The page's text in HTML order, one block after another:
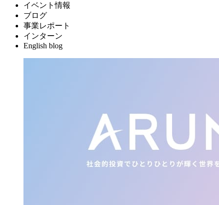
イベント情報
ブログ
事業レポート
インターン
English blog